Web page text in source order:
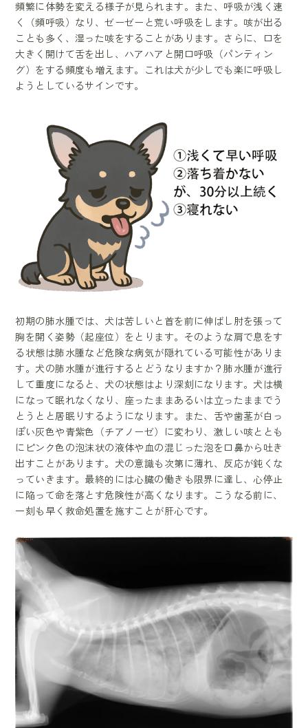
頻繁に体勢を変える様子が見られます。また、呼吸が浅く速
く（頻呼吸）なり、ゼーゼーと荒い呼吸をします。咳が出る
ことも多く、湿った咳をすることがあります。さらに、口を
大きく開けて舌を出し、ハアハアと開口呼吸（パンティン
グ）をする頻度も増えます。これは犬が少しでも楽に呼吸し
ようとしているサインです。
初期の肺水腫では、犬は苦しいと首を前に伸ばし肘を張って
胸を開く姿勢（起座位）をとります。そのような肩で息をす
る状態は肺水腫など危険な病気が隠れている可能性がありま
す。犬の肺水腫が進行するとどうなりますか？肺水腫が進行
して重度になると、犬の状態はより深刻になります。犬は横
になって眠れなくなり、座ったままあるいは立ったままでう
とうとと居眠りするようになります。また、舌や歯茎が白っ
ぽい灰色や青紫色（チアノーゼ）に変わり、激しい咳ととも
にピンク色の泡沫状の液体や血の混じった泡を口鼻から吐き
出すことがあります。犬の意識も次第に薄れ、反応が鈍くな
っていきます。最終的には心臓の働きも限界に達し、心停止
に陥って命を落とす危険性が高くなります。こうなる前に、
一刻も早く救命処置を施すことが肝心です。